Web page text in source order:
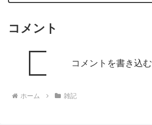
コメント
コメントを書き込む
ホーム 雑記